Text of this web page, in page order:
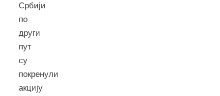
Србији
по
други
пут
су
покренули
акцију